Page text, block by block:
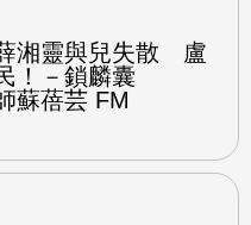
湘靈與兒失散 盧
！－鎖麟囊
蘇蓓芸 FM